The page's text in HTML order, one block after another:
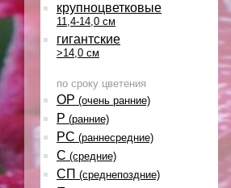
крупноцветковые
11,4-14,0 см
гигантские
>14,0 см
по сроку цветения
ОР (очень ранние)
Р (ранние)
РС (раннесредние)
С (средние)
СП (среднепоздние)